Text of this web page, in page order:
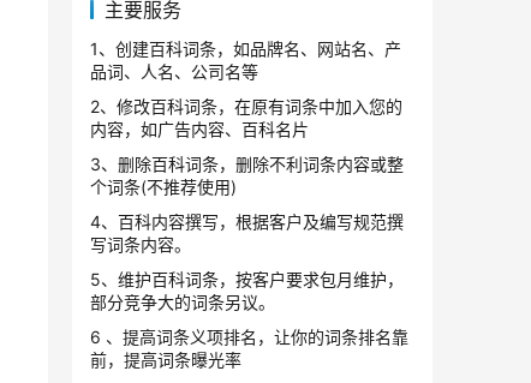
主要服务
1、创建百科词条，如品牌名、网站名、产
品词、人名、公司名等
2、修改百科词条，在原有词条中加入您的
内容，如广告内容、百科名片
3、删除百科词条，删除不利词条内容或整
个词条(不推荐使用)
4、百科内容撰写，根据客户及编写规范撰
写词条内容。
5、维护百科词条，按客户要求包月维护，
部分竞争大的词条另议。
6 、提高词条义项排名，让你的词条排名靠
前，提高词条曝光率